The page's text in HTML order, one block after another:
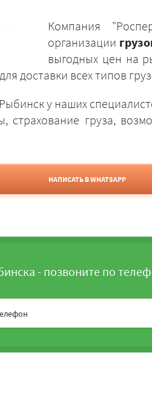
Компания
организации
выгодных цен на
доставки всех типов
у наших
груза,
НАПИСАТЬ В WHATSAPP
- позвоните по